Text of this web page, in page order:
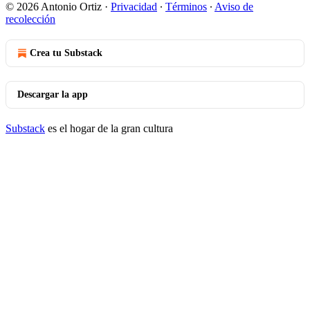
© 2026 Antonio Ortiz · Privacidad ∙ Términos ∙ Aviso de
recolección
Crea tu Substack
Descargar la app
Substack es el hogar de la gran cultura